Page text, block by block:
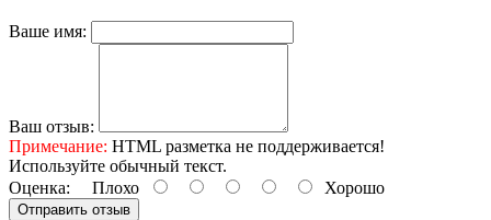
Ваше имя:
Ваш отзыв:
Примечание: HTML разметка не поддерживается!
Используйте обычный текст.
Оценка: Плохо Хорошо
Отправить отзыв